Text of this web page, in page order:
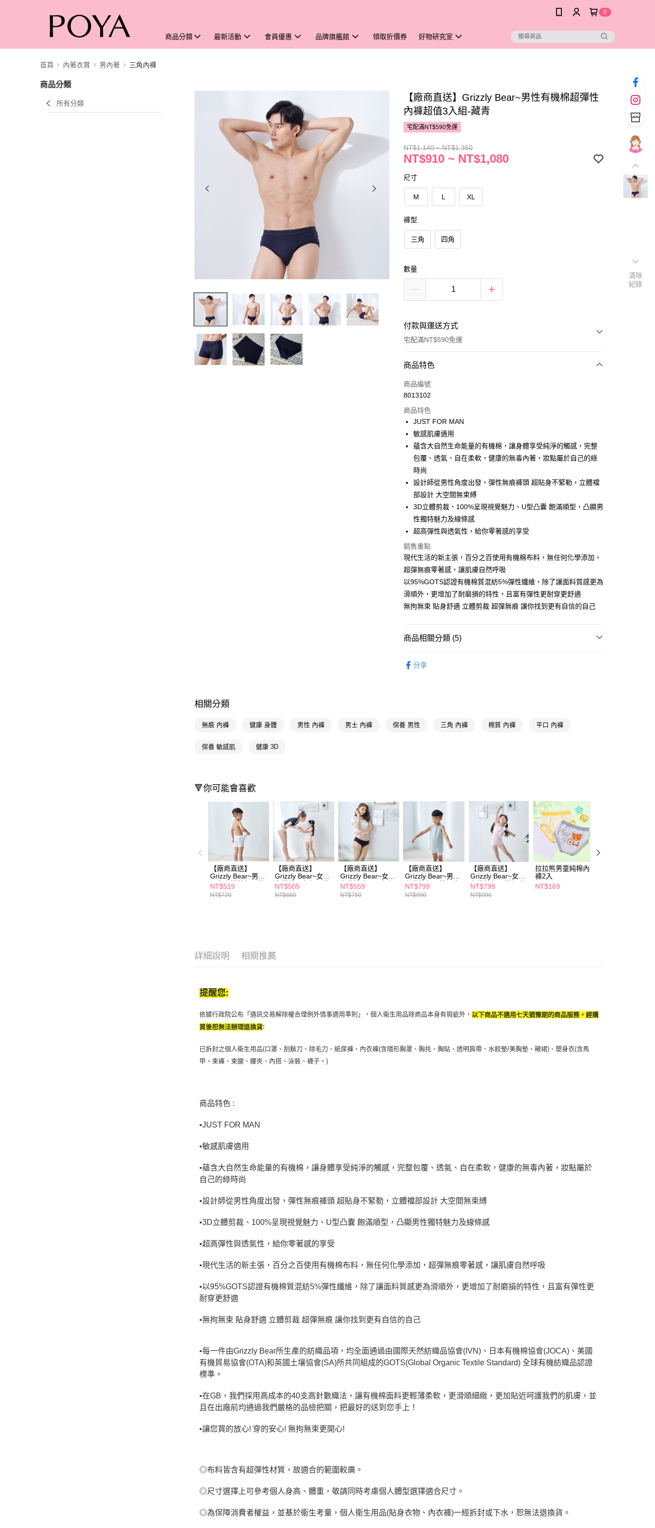
0
商品分類 最新活動 會員優惠 品牌旗艦館 領取折價券 好物研究室
首頁 內著衣賞 男內著 三角內褲
商品分類
所有分類
【廠商直送】Grizzly Bear~男性有機棉超彈性
內褲超值3入組-藏青
宅配滿NT$590免運
NT$1,140 ~ NT$1,350
NT$910 ~ NT$1,080
尺寸
M L XL
褲型
三角 四角
數量
付款與運送方式
宅配滿NT$590免運
付款方式
POYA支付
LINE Pay
Apple Pay
街口支付
悠遊付
Google Pay
AFTEE先享後付
相關說明
【關於「AFTEE先享後付」】
便利好安心！
１．簡單：不需註冊會員、不需綁卡、不需儲值。
２．便利：只要手機號碼，簡訊認證，即可結帳。
３．安心：先確認商品／服務後，再付款。
【「AFTEE先享後付」結帳流程】
付」結帳頁面，進行簡訊認證並確認金額後，即可完成結帳。
／ATM／網路銀行／等多元方式進行付款，方視為交易完成。
※ 請注意：結帳手續完成當下不需立刻繳費，但若您需要取消訂單，請聯
先享後付繳納相關費用。
※ 交易是否成功請以「AFTEE先享後付 」之結帳頁面顯示為準，若有關於
交易，需依本服務之必要範圍內提供個人資料，並將交易相關給付款項請
結果請求用戶進行身份認證。
５．嚴禁一人註冊多個帳號或使用他人資訊註冊。若發現惡意使用之情
形，恩沛科技股份有限公司將有權停止該用戶之使用額度並採取法律行
運送方式
宅配(廠商直送🚚)
每筆NT$100，滿NT$590(含以上)免運費
宅配(離島廠商直送🚚)
商品特色
商品編號
8013102
商品特色
JUST FOR MAN
敏感肌膚適用
蘊含大自然生命能量的有機棉，讓身體享受純淨的觸感，完整
包覆、透氣、自在柔軟，健康的無毒內著，妝點屬於自己的綠
時尚
設計師從男性角度出發，彈性無痕褲頭 超貼身不緊勒，立體襠
部設計 大空間無束縛
3D立體剪裁、100%呈現視覺魅力、U型凸囊 飽滿順型，凸顯男
性獨特魅力及線條感
超高彈性與透氣性，給你零著感的享受
銷售重點
現代生活的新主張，百分之百使用有機棉布料，無任何化學添加，
超彈無痕零著感，讓肌膚自然呼吸
以95%GOTS認證有機棉質混紡5%彈性纖維，除了讓面料質感更為
滑順外，更增加了耐磨損的特性，且富有彈性更耐穿更舒適
無拘無束 貼身舒適 立體剪裁 超彈無痕 讓你找到更有自信的自己
商品相關分類 (5)
內著衣賞 男內著 平口內褲
分享
相關分類
無痕 內褲 健康 身體 男性 內褲 男士 內褲 保養 男性 三角 內褲 棉質 內褲 平口 內褲
保養 敏感肌 健康 3D
🔻你可能會喜歡
【廠商直送】
Grizzly Bear~男童
四角有機棉超彈性
內褲超值3入組
NT$519
NT$720
【廠商直送】
Grizzly Bear~女童
有機棉三角超彈性
內褲超值3入組
NT$505
NT$660
【廠商直送】
Grizzly Bear~女士
有機棉中腰三角超
彈性內褲超值3入
組
NT$559
NT$750
【廠商直送】
Grizzly Bear~男童
有機棉超彈性坦克
背心超值3入組
NT$799
NT$990
【廠商直送】
Grizzly Bear~女童
有機棉超彈性坦克
背心超值3入組
NT$799
NT$990
拉拉熊男童純棉內
褲2入
NT$169
詳細說明 相關推薦
提醒您:
依據行政院公布「通訊交易解除權合理例外情事適用準則」，個人衛生用品除商品本身有瑕疵外，以下商品不適用七天猶豫期的商品服務，經購
買後恕無法辦理退換貨:
已拆封之個人衛生用品(口罩、刮鬍刀、除毛刀、紙尿褲、內衣褲(含隱形胸罩、胸扥、胸貼、透明肩帶、水餃墊/美胸墊、襯裙)、塑身衣(含馬
甲、束褲、束腿、腰夾、內搭、泳裝、襪子。)
商品特色 :
•JUST FOR MAN
•敏感肌膚適用
•蘊含大自然生命能量的有機棉，讓身體享受純淨的觸感，完整包覆、透氣、自在柔軟，健康的無毒內著，妝點屬於
自己的綠時尚
•設計師從男性角度出發，彈性無痕褲頭 超貼身不緊勒，立體襠部設計 大空間無束縛
•3D立體剪裁、100%呈現視覺魅力、U型凸囊 飽滿順型，凸顯男性獨特魅力及線條感
•超高彈性與透氣性，給你零著感的享受
•現代生活的新主張，百分之百使用有機棉布料，無任何化學添加，超彈無痕零著感，讓肌膚自然呼吸
•以95%GOTS認證有機棉質混紡5%彈性纖維，除了讓面料質感更為滑順外，更增加了耐磨損的特性，且富有彈性更
耐穿更舒適
•無拘無束 貼身舒適 立體剪裁 超彈無痕 讓你找到更有自信的自己
•每一件由Grizzly Bear所生產的紡織品項，均全面通過由國際天然紡織品協會(IVN)、日本有機棉協會(JOCA)、美國
有機貿易協會(OTA)和英國土壤協會(SA)所共同組成的GOTS(Global Organic Textile Standard) 全球有機紡織品認證
標準。
•在GB，我們採用高成本的40支高針數織法，讓有機棉面料更輕薄柔軟，更滑順細緻，更加貼近呵護我們的肌膚，並
且在出廠前均通過我們嚴格的品檢把關，把最好的送到您手上！
•讓您買的放心! 穿的安心! 無拘無束更開心!
◎布料皆含有超彈性材質，故適合的範圍較廣。
◎尺寸選擇上可參考個人身高、體重，敬請同時考慮個人體型選擇適合尺寸。
◎為保障消費者權益，並基於衛生考量，個人衛生用品(貼身衣物、內衣褲)一經拆封或下水，恕無法退換貨。
清除
紀錄